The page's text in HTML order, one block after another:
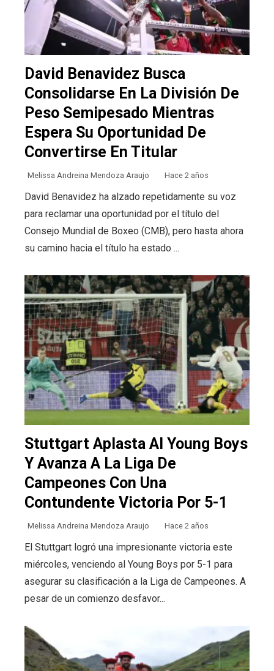
David Benavidez Busca
Consolidarse En La División De
Peso Semipesado Mientras
Espera Su Oportunidad De
Convertirse En Titular
Melissa Andreina Mendoza Araujo Hace 2 años
David Benavidez ha alzado repetidamente su voz
para reclamar una oportunidad por el título del
Consejo Mundial de Boxeo (CMB), pero hasta ahora
su camino hacia el título ha estado ...
Stuttgart Aplasta Al Young Boys
Y Avanza A La Liga De
Campeones Con Una
Contundente Victoria Por 5-1
Melissa Andreina Mendoza Araujo Hace 2 años
El Stuttgart logró una impresionante victoria este
miércoles, venciendo al Young Boys por 5-1 para
asegurar su clasificación a la Liga de Campeones. A
pesar de un comienzo desfavor...